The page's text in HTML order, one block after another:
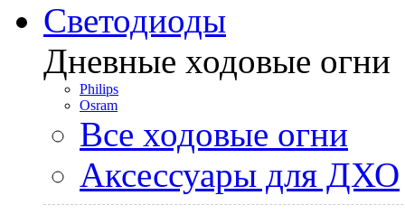
Светодиоды
Дневные ходовые огни
Philips
Osram
Все ходовые огни
Аксессуары для ДХО